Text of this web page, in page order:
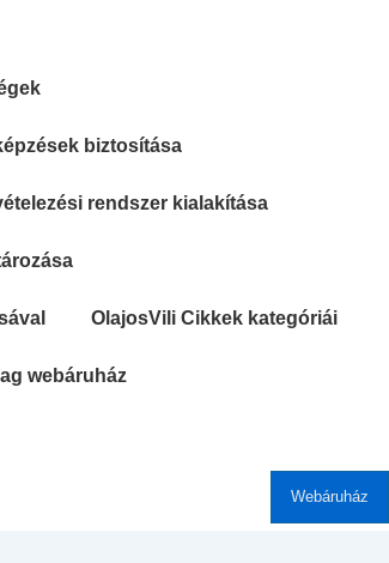
biztosítása
rendszer kialakítása
OlajosVili Cikkek kategóriái
webáruház
Webáruház